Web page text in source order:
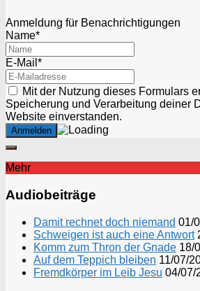
Anmeldung für Benachrichtigungen
Name*
E-Mail*
Mit der Nutzung dieses Formulars
Speicherung und Verarbeitung deiner
Website einverstanden.
Mehr
Audiobeiträge
Damit rechnet doch niemand 01/
Schweigen ist auch eine Antwort
Komm zum Thron der Gnade 18/
Auf dem Teppich bleiben 11/07/
Fremdkörper im Leib Jesu 04/07/